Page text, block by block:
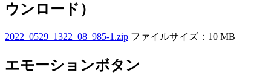
ウンロード）
2022_0529_1322_08_985-1.zip ファイルサイズ：10 MB
エモーションボタン